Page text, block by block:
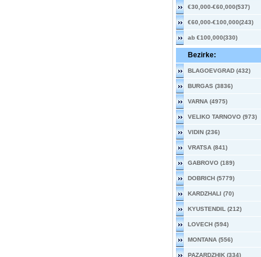
€30,000-€60,000(537)
€60,000-€100,000(243)
ab €100,000(330)
Bezirke:
BLAGOEVGRAD (432)
BURGAS (3836)
VARNA (4975)
VELIKO TARNOVO (973)
VIDIN (236)
VRATSA (841)
GABROVO (189)
DOBRICH (5779)
KARDZHALI (70)
KYUSTENDIL (212)
LOVECH (594)
MONTANA (556)
PAZARDZHIK (334)